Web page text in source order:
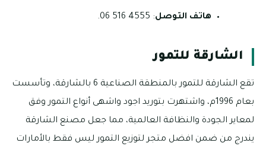
هاتف التوصل: 4555 516 06.
الشارقة للتمور
تقع الشارقة للتمور بالمنطقة الصناعية 6 بالشارقة، وتأسست
بعام 1996م، واشتهرت بتوريد اجود واشهى أنواع التمور وفق
لمعاير الجودة والنظافة العالمية، مما جعل مصنع الشارقة
يندرج من ضمن افضل متجر لتوزيع التمور ليس فقط بالأمارات